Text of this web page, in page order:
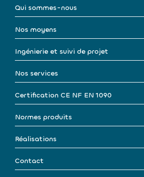
Qui sommes-nous
Nos moyens
Ingénierie et suivi de projet
Nos services
Certification CE NF EN 1090
Normes produits
Réalisations
Contact